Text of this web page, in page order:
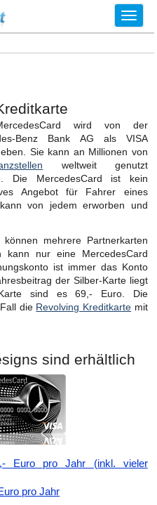
wird von der
Benz Bank AG als VISA
Sie kann an Millionen von
weltweit genutzt
Die MercedesCard ist kein
Angebot für Fahrer eines
von jedem erworben und
mehrere Partnerkarten
kann nur eine MercedesCard
ist immer das Konto
der Silber-Karte liegt
sind es 69,- Euro. Die
die Revolving Kreditkarte mit
sind erhältlich
Euro pro Jahr (inkl. vieler
pro Jahr